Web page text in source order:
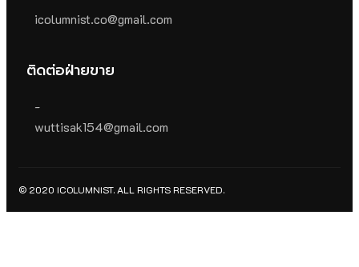
icolumnist.co@gmail.com
ติดต่อฝ่ายขาย
-
wuttisak154@gmail.com
© 2020 ICOLUMNIST. ALL RIGHTS RESERVED.